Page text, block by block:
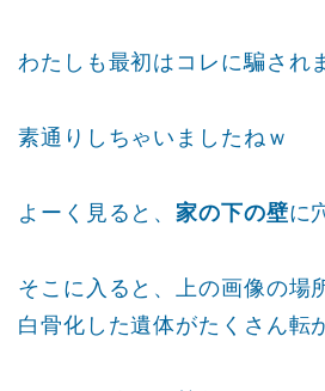
わたしも最初はコレに騙され
素通りしちゃいましたねｗ
よーく見ると、家の下の壁に
そこに入ると、上の画像の場
白骨化した遺体がたくさん転